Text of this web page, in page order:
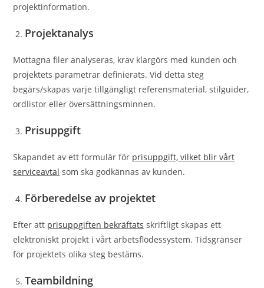
projektinformation.
Projektanalys
Mottagna filer analyseras, krav klargörs med kunden och
projektets parametrar definierats. Vid detta steg
begärs/skapas varje tillgängligt referensmaterial, stilguider,
ordlistor eller översättningsminnen.
Prisuppgift
Skapandet av ett formulär för prisuppgift, vilket blir vårt
serviceavtal som ska godkännas av kunden.
Förberedelse av projektet
Efter att prisuppgiften bekräftats skriftligt skapas ett
elektroniskt projekt i vårt arbetsflödessystem. Tidsgränser
för projektets olika steg bestäms.
Teambildning